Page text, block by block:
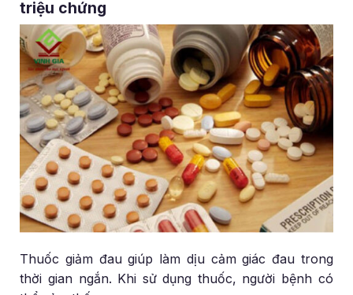
triệu chứng
Thuốc giảm đau giúp làm dịu cảm giác đau trong
thời gian ngắn. Khi sử dụng thuốc, người bệnh có